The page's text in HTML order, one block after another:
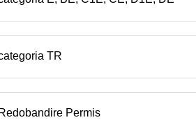
TR
Permis